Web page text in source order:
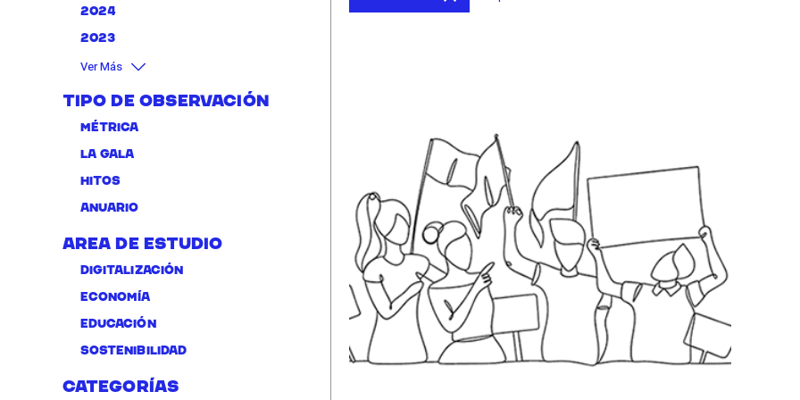
2024
2023
Ver Más
Tipo de Observación
Métrica
La Gala
Hitos
Anuario
Area de Estudio
Digitalización
Economía
Educación
Sostenibilidad
Categorías